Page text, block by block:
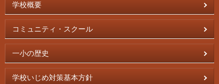
学校概要
コミュニティ・スクール
一小の歴史
学校いじめ対策基本方針